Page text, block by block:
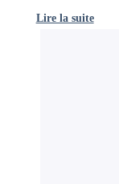
Lire la suite